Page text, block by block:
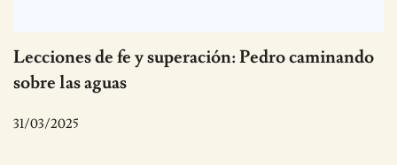
Lecciones de fe y superación: Pedro caminando
sobre las aguas
31/03/2025